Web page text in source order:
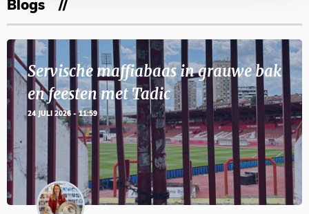
Blogs
Servische maffiabaas in grauwe bak
en feesten met Tadic
24 JULI 2026 - 11:59